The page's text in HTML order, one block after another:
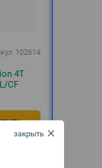
102614
4T
CF